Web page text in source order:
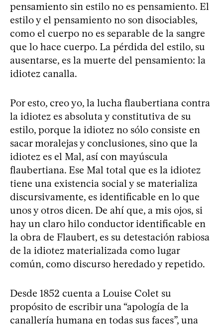
pensamiento sin estilo no es pensamiento. El
estilo y el pensamiento no son disociables,
como el cuerpo no es separable de la sangre
que lo hace cuerpo. La pérdida del estilo, su
ausentarse, es la muerte del pensamiento: la
idiotez canalla.
Por esto, creo yo, la lucha flaubertiana contra
la idiotez es absoluta y constitutiva de su
estilo, porque la idiotez no sólo consiste en
sacar moralejas y conclusiones, sino que la
idiotez es el Mal, así con mayúscula
flaubertiana. Ese Mal total que es la idiotez
tiene una existencia social y se materializa
discursivamente, es identificable en lo que
unos y otros dicen. De ahí que, a mis ojos, si
hay un claro hilo conductor identificable en
la obra de Flaubert, es su detestación rabiosa
de la idiotez materializada como lugar
común, como discurso heredado y repetido.
Desde 1852 cuenta a Louise Colet su
propósito de escribir una “apología de la
canallería humana en todas sus faces”, una